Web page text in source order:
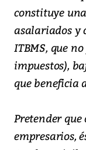
constituye
asalariados y
ITBMS, que
impuestos),
que beneficia
Pretender
empresarios,